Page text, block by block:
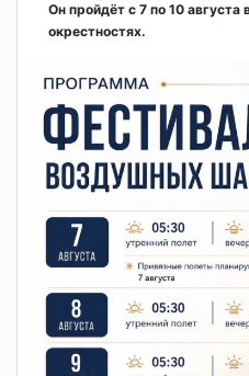
Он пройдёт с 7 по 10 августа
окрестностях.